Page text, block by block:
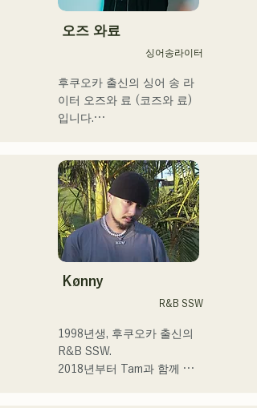
「KBC 라디오 호크스 중계
2024」의 오프닝곡에
오즈 와료
싱어송라이터
후쿠오카 출신의 싱어 송 라
이터 오즈와 료 (코즈와 료)
입니다.
상 라이브, TikTok 전달, 이
벤트 등에 출연하면서 활동
하고 있습니다!
어린 시절부터 음악을 좋아
합니다.
고등학교에 들어간 후 사람
었습니다.
한사람 한사람에게 다가가는
음악을 만들어 가고 싶습니
Kønny
R&B SSW
1998년생, 후쿠오카 출신의
R&B SSW.
2018년부터 Tam과 함께